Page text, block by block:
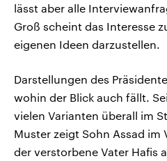
lässt aber alle
Groß scheint das Interesse
eigenen Ideen darzustellen.
Darstellungen des
wohin der Blick auch fällt.
vielen Varianten überall im
Muster zeigt Sohn Assad
der verstorbene Vater Hafis